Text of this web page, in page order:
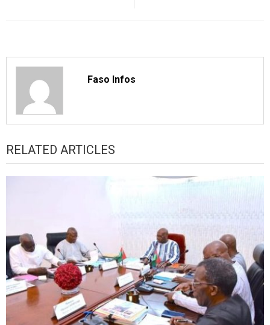
Faso Infos
RELATED ARTICLES